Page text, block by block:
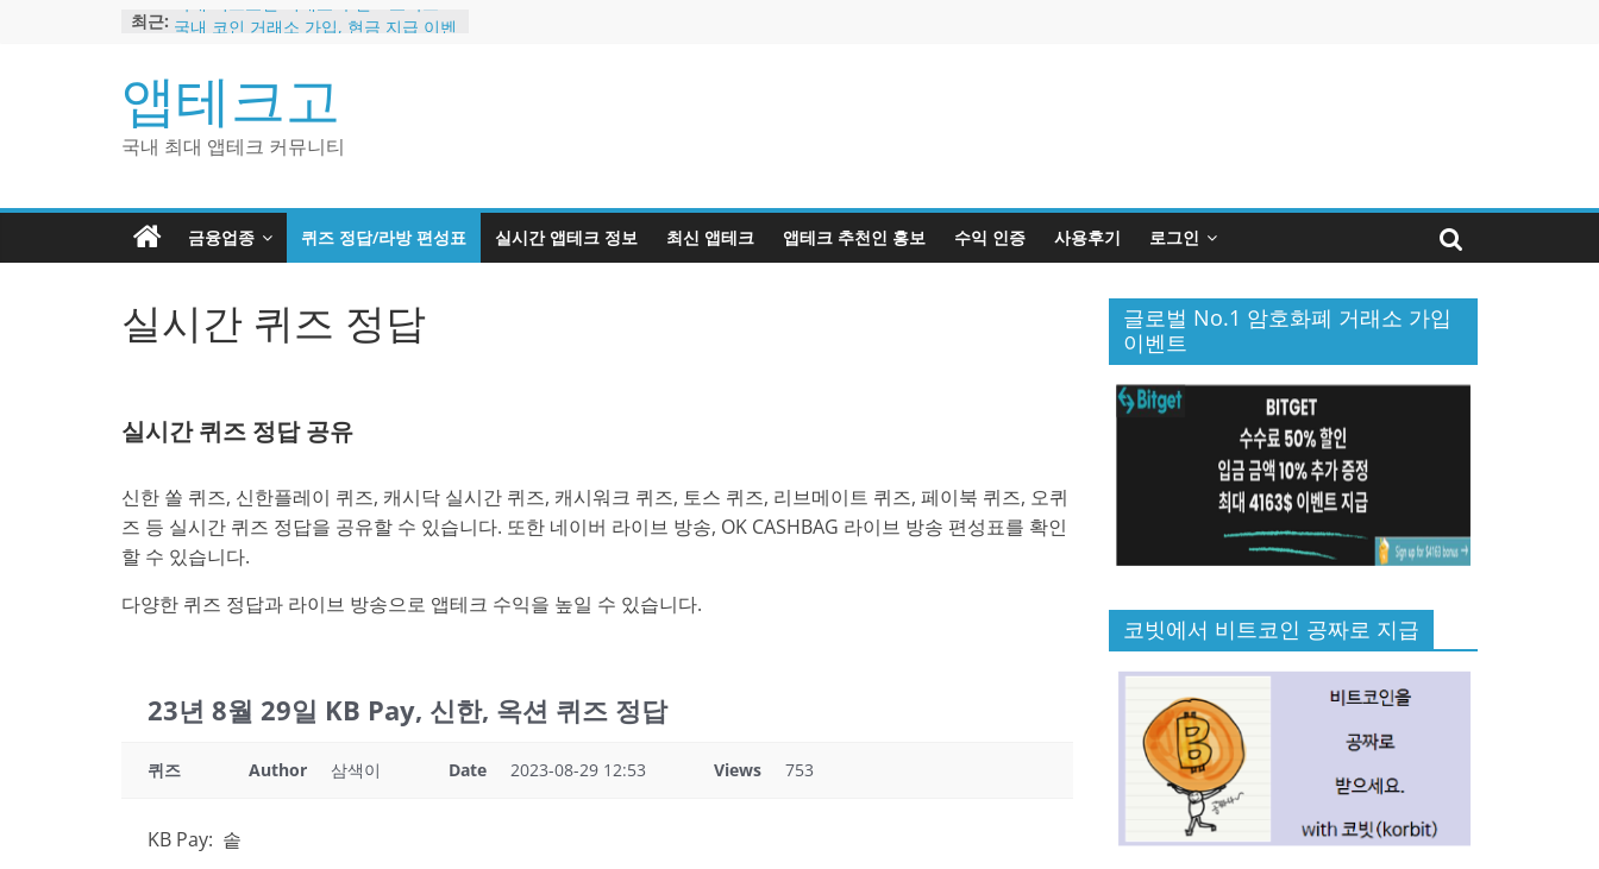
최근: 국내 비트코인 거래소 추천 – 고팍스
국내 코인 거래소 가입, 현금 지급 이벤
2024 강력히 추천하는 은행 멤버십 현
금 앱테크
해외 코인 거래소 추천 순위 BEST 2
현금 지급하는 국내 코인 거래소 추천
앱테크고
국내 최대 앱테크 커뮤니티
금융업종 퀴즈 정답/라방 편성표 실시간 앱테크 정보 최신 앱테크 앱테크 추천인 홍보 수익 인증 사용후기 로그인
실시간 퀴즈 정답
실시간 퀴즈 정답 공유
신한 쏠 퀴즈, 신한플레이 퀴즈, 캐시닥 실시간 퀴즈, 캐시워크 퀴즈, 토스 퀴즈, 리브메이트 퀴즈, 페이북 퀴즈, 오퀴
즈 등 실시간 퀴즈 정답을 공유할 수 있습니다. 또한 네이버 라이브 방송, OK CASHBAG 라이브 방송 편성표를 확인
할 수 있습니다.
다양한 퀴즈 정답과 라이브 방송으로 앱테크 수익을 높일 수 있습니다.
23년 8월 29일 KB Pay, 신한, 옥션 퀴즈 정답
퀴즈 Author 삼색이 Date 2023-08-29 12:53 Views 753
KB Pay: 솥
글로벌 No.1 암호화폐 거래소 가입
이벤트
코빗에서 비트코인 공짜로 지급